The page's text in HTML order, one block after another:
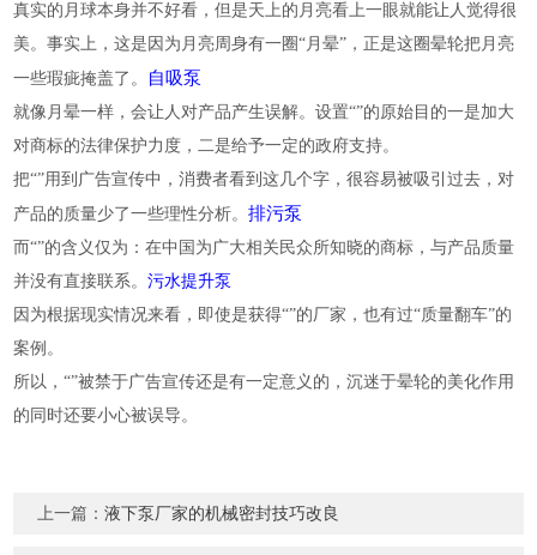
真实的月球本身并不好看，但是天上的月亮看上一眼就能让人觉得很
美。事实上，这是因为月亮周身有一圈“月晕”，正是这圈晕轮把月亮
一些瑕疵掩盖了。
自吸泵
就像月晕一样，会让人对产品产生误解。设置“”的原始目的一是加大
对商标的法律保护力度，二是给予一定的政府支持。
把“”用到广告宣传中，消费者看到这几个字，很容易被吸引过去，对
产品的质量少了一些理性分析。排污泵
而“”的含义仅为：在中国为广大相关民众所知晓的商标，与产品质量
并没有直接联系。污水提升泵
因为根据现实情况来看，即使是获得“”的厂家，也有过“质量翻车”的
案例。
所以，“”被禁于广告宣传还是有一定意义的，沉迷于晕轮的美化作用
的同时还要小心被误导。
上一篇：液下泵厂家的机械密封技巧改良